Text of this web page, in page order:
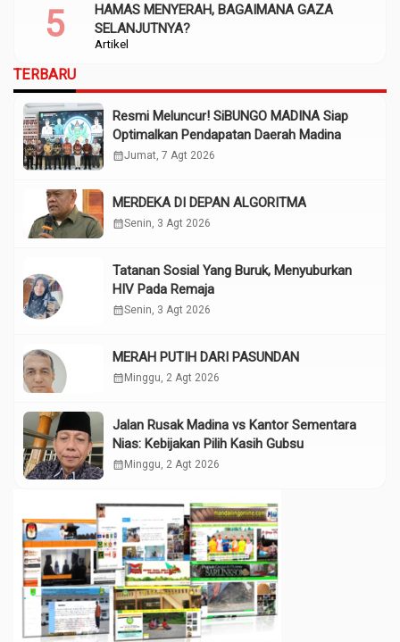
Artikel
HAMAS MENYERAH, BAGAIMANA GAZA
SELANJUTNYA?
TERBARU
Resmi Meluncur! SiBUNGO MADINA Siap
Optimalkan Pendapatan Daerah Madina
calendar_monthJumat, 7 Agt 2026
MERDEKA DI DEPAN ALGORITMA
calendar_monthSenin, 3 Agt 2026
Tatanan Sosial Yang Buruk, Menyuburkan
HIV Pada Remaja
calendar_monthSenin, 3 Agt 2026
MERAH PUTIH DARI PASUNDAN
calendar_monthMinggu, 2 Agt 2026
Jalan Rusak Madina vs Kantor Sementara
Nias: Kebijakan Pilih Kasih Gubsu
calendar_monthMinggu, 2 Agt 2026